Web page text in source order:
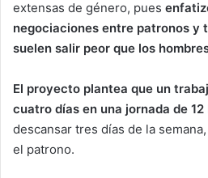
extensas de género, pues
negociaciones entre patronos y
suelen salir peor que los
El proyecto plantea que un
cuatro días en una jornada de
descansar tres días de la
el patrono.